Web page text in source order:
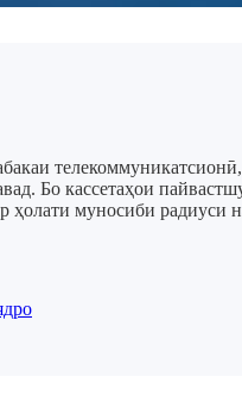
Бо кассетаҳои
ҳолати муносиби радиуси